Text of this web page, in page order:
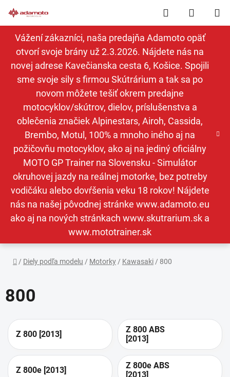
na
obsah
Vážení zákazníci, naša predajňa Adamoto opäť
otvorí svoje brány už 2.3.2026. Nájdete nás na
novej adrese Kavečianska cesta 6, Košice. Spojili
sme svoje sily s firmou Skútrárium a tak sa po
novom môžete tešiť okrem predajne
motocyklov/skútrov, dielov, príslušenstva a
oblečenia značiek Alpinestars, Airoh, Cassida,
Brembo, Motul, 100% a mnoho iného aj na
požičovňu motocyklov, ako aj na jediný oficiálny
MOTO GP Trainer na Slovensku - Simulátor
okruhovej jazdy na reálnej motorke, bez potreby
vodičáku alebo dovŕšenia veku 18 rokov! Nájdete
nás na našej pôvodnej stránke www.adamoto.eu
ako aj na nových stránkach www.skutrarium.sk a
www.mototrainer.sk
Hľadať
KOŠÍK
Domov
/ Diely podľa modelu / Motorky / Kawasaki / 800
800
Z 800 [2013]
Z 800 ABS
[2013]
Z 800e [2013]
Z 800e ABS
[2013]